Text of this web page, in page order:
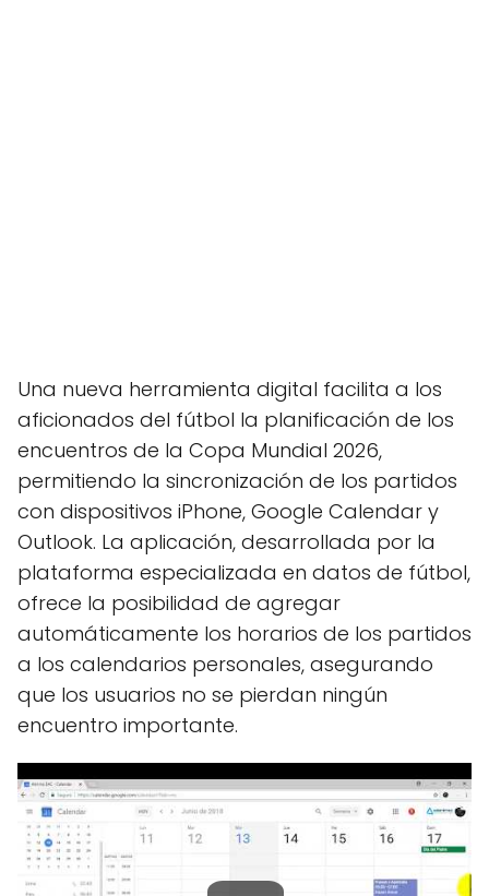
Una nueva herramienta digital facilita a los
aficionados del fútbol la planificación de los
encuentros de la Copa Mundial 2026,
permitiendo la sincronización de los partidos
con dispositivos iPhone, Google Calendar y
Outlook. La aplicación, desarrollada por la
plataforma especializada en datos de fútbol,
ofrece la posibilidad de agregar
automáticamente los horarios de los partidos
a los calendarios personales, asegurando
que los usuarios no se pierdan ningún
encuentro importante.